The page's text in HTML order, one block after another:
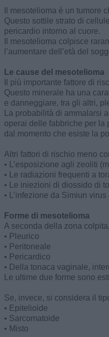
Il mesotelioma è un tumore
Questo sottile strato di
pericardio intorno al cuore.
Il mesotelioma colpisce
l’aumentare dell’età del
Le cause del mesotelioma
Il più importante fattore di
Questo minerale ha una
e danneggiare, tra gli altri,
La probabilità di ammalarsi
operai delle fabbriche per la
dal momento che esiste la
Altri fattori di rischio meno
• L’esposizione agli zeoliti
• Le radiazioni frequenti a
• Le iniezioni di diossido di
• L’infezione da Simiun virus
Forme di mesotelioma
A seconda della zona
• Pleurico
• Peritoneale
• Pericardico
• Della tonaca vaginale,
Le ultime due forme sono
Se, invece, si considera il
• Epitelioide
• Sarcomatoide
• Misto